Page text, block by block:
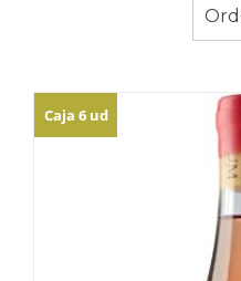
Caja 6 ud